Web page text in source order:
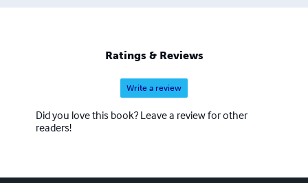
Ratings & Reviews
Write a review
Did you love this book? Leave a review for other
readers!